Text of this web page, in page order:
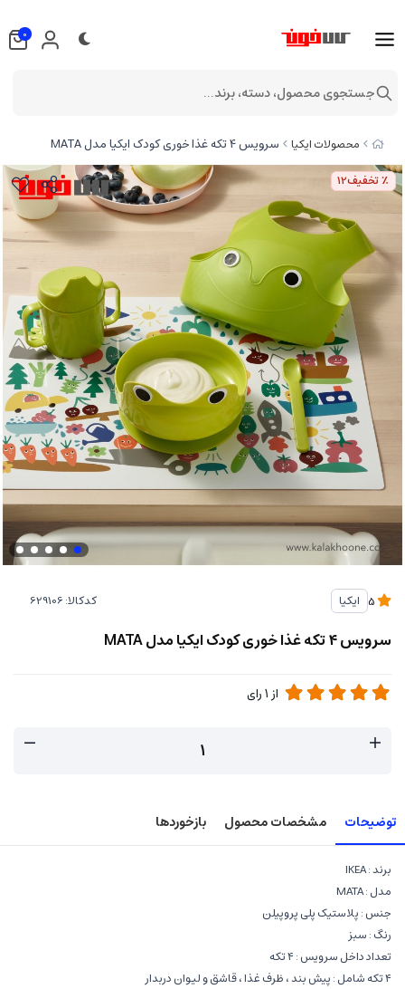
محصولات ایکیا سرویس ۴ تکه غذا خوری کودک ایکیا مدل MATA
٪ تخفیف12
ایکیا کدکالا:
سرویس ۴ تکه غذا خوری کودک ایکیا مدل MATA
از 1رای
توضیحات مشخصات محصول بازخوردها
برند : IKEA
مدل : MATA
جنس : پلاستیک پلی پروپیلن
رنگ : سبز
تعداد داخل سرویس : ۴ تکه
۴ تکه شامل : پیش بند ، ظرف غذا ، قاشق و لیوان دربدار
0
جستجوی محصول، دسته، برند...